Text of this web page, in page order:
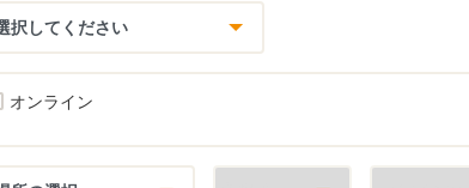
オンライン